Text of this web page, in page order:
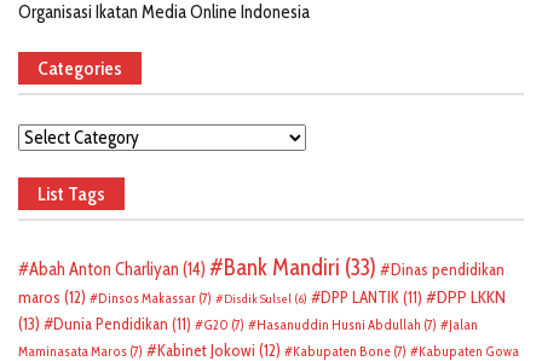
Organisasi Ikatan Media Online Indonesia
Categories
Categories
List Tags
Abah Anton Charliyan (14) Bank Mandiri (33)
Dinas pendidikan
maros (12) Dinsos Makassar (7) Disdik Sulsel (6) DPP LANTIK(11)
DPP LKKN
(13)
Dunia Pendidikan (11) G20 (7) Hasanuddin Husni Abdullah (7)
Jalan
Maminasata Maros (7) Kabinet Jokowi (12) Kabupaten Bone (7) Kabupaten Gowa